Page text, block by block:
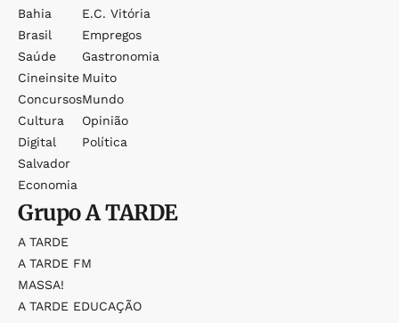
Bahia
Brasil
Saúde
Cineinsite
Concursos
Cultura
Digital
Salvador
Economia
E.c. Vitória
Empregos
Gastronomia
Muito
Mundo
Opinião
Política
GrupoA TARDE
A TARDE
A TARDE FM
MASSA!
A TARDE EDUCAÇÃO